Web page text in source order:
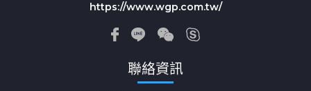
https://www.wgp.com.tw/
聯絡資訊